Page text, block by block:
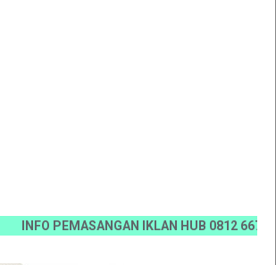
INFO PEMASANGAN IKLAN HUB 0812 6670